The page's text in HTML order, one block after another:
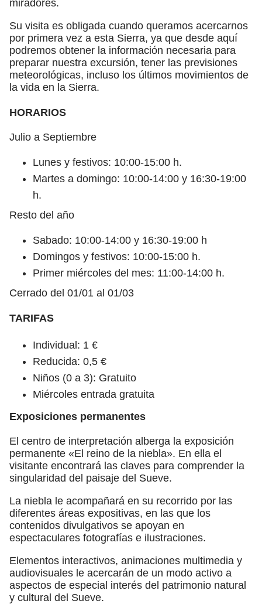
miradores.
Su visita es obligada cuando queramos acercarnos
por primera vez a esta Sierra, ya que desde aquí
podremos obtener la información necesaria para
preparar nuestra excursión, tener las previsiones
meteorológicas, incluso los últimos movimientos de
la vida en la Sierra.
HORARIOS
Julio a Septiembre
Lunes y festivos: 10:00-15:00 h.
Martes a domingo: 10:00-14:00 y 16:30-19:00
h.
Resto del año
Sabado: 10:00-14:00 y 16:30-19:00 h
Domingos y festivos: 10:00-15:00 h.
Primer miércoles del mes: 11:00-14:00 h.
Cerrado del 01/01 al 01/03
TARIFAS
Individual: 1 €
Reducida: 0,5 €
Niños (0 a 3): Gratuito
Miércoles entrada gratuita
Exposiciones permanentes
El centro de interpretación alberga la exposición
permanente «El reino de la niebla». En ella el
visitante encontrará las claves para comprender la
singularidad del paisaje del Sueve.
La niebla le acompañará en su recorrido por las
diferentes áreas expositivas, en las que los
contenidos divulgativos se apoyan en
espectaculares fotografías e ilustraciones.
Elementos interactivos, animaciones multimedia y
audiovisuales le acercarán de un modo activo a
aspectos de especial interés del patrimonio natural
y cultural del Sueve.